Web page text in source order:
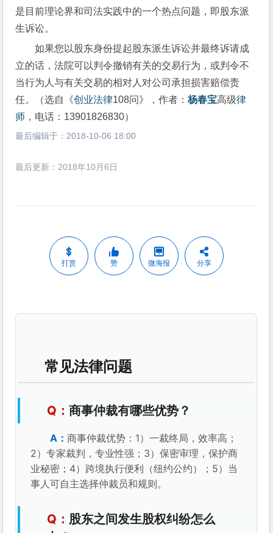
是目前理论界和司法实践中的一个热点问题，即股东派
生诉讼。
如果您以股东身份提起股东派生诉讼并最终诉请成
立的话，法院可以判令撤销有关的交易行为，或判令不
当行为人与有关交易的相对人对公司承担损害赔偿责
任。（选自《创业法律108问》，作者：杨春宝高级律
师 ，电话：13901826830）
最后编辑于： 2018-10-06 18:00
最后更新：2018年10月6日
打赏 赞 微海报 分享
常见法律问题
商事仲裁有哪些优势？
商事仲裁优势：1）一裁终局，效率高；
2）专家裁判，专业性强；3）保密审理，保护商
业秘密；4）跨境执行便利（纽约公约）；5）当
事人可自主选择仲裁员和规则。
股东之间发生股权纠纷怎么